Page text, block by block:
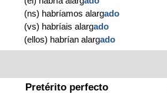
(ns) habríamos alargado
(vs) habríais alargado
(ellos) habrían alargado
Pretérito perfecto